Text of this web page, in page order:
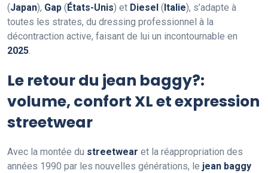
(Japan), Gap ( États-Unis) et Diesel ( Italie), s’adapte à
toutes les strates, du dressing professionnel à la
décontraction active, faisant de lui un incontournable en
2025.
Le retour du jean baggy?:
volume, confort XL et expression
streetwear
Avec la montée du streetwear et la réappropriation des
années 1990 par les nouvelles générations, le jean baggy